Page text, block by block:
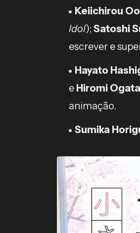
Keiichirou
Idol); Satoshi
escrever e
Hayato
e Hiromi Ogata
animação.
Sumika